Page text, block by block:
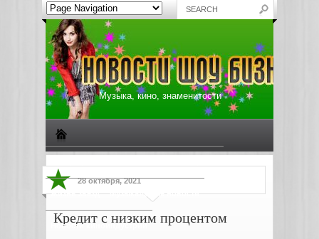
Музыка, кино, знаменитости
Жизнь звезд Музыкальные новости
Новости киноиндустрии
28 октября, 2021
Кредит с низким процентом